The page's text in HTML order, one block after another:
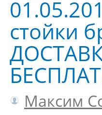
стойки
Максим